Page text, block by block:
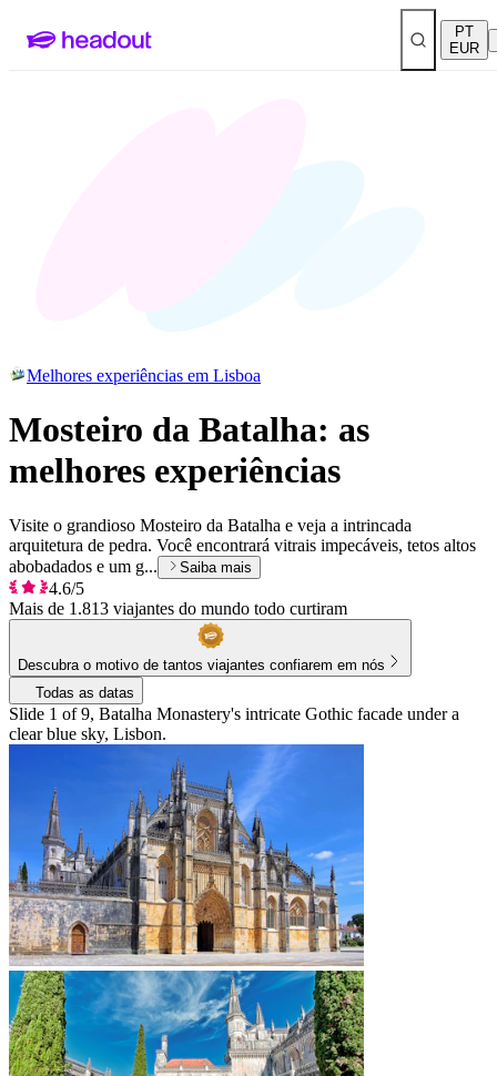
PT
EUR
Melhores experiências em Lisboa
Mosteiro da Batalha: as
melhores experiências
Visite o grandioso Mosteiro da Batalha e veja a intrincada
arquitetura de pedra. Você encontrará vitrais impecáveis, tetos altos
abobadados e um g...
Saiba mais
4.6/5
Mais de 1.813 viajantes do mundo todo curtiram
Descubra o motivo de tantos viajantes confiarem em nós
Todas as datas
Slide 1 of 9, Batalha Monastery's intricate Gothic facade under a
clear blue sky, Lisbon.